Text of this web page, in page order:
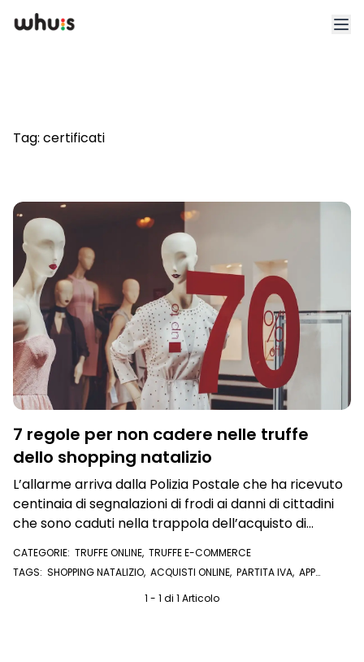
Blog
App
Whuis per lo sport
Accedi Registrati
Tag: certificati
7 regole per non cadere nelle truffe
dello shopping natalizio
L’allarme arriva dalla Polizia Postale che ha ricevuto
centinaia di segnalazioni di frodi ai danni di cittadini
che sono caduti nella trappola dell’acquisto di
CATEGORIE: TRUFFE ONLINE, TRUFFE E-COMMERCE
TAGS: SHOPPING NATALIZIO, ACQUISTI ONLINE, PARTITA IVA, APP
1 - 1 di 1 Articolo